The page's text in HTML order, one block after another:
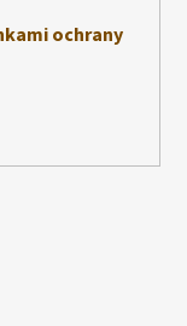
ochrany